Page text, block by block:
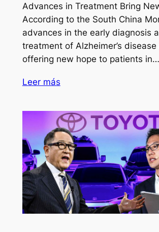
Advances in Treatment Bring
According to the South China
advances in the early diagnosis
treatment of Alzheimer’s disease
offering new hope to patients in…
Leer más